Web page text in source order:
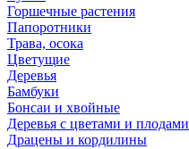
Горшечные растения
Папоротники
Трава, осока
Цветущие
Деревья
Бамбуки
Бонсаи и хвойные
Деревья с цветами и плодами
Драцены и кордилины